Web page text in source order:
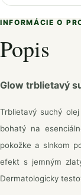
INFORMÁCIE O
Popis
Glow trblietavý
Trblietavý suchý
bohatý na
pokožke a slnkom
efekt s jemným
Dermatologicky